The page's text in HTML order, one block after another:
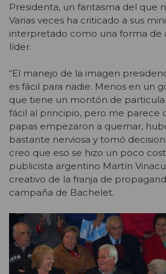
Presidenta, un fantasma del que
Varias veces ha criticado a sus
interpretado como una forma de
líder.
“El manejo de la imagen
es fácil para nadie. Menos en un
que tiene un montón de
fácil al principio, pero me parece
papas empezaron a quemar,
bastante nerviosa y tomó
creo que eso se hizo un poco
publicista argentino Martín
creativo de la franja de
campaña de Bachelet.